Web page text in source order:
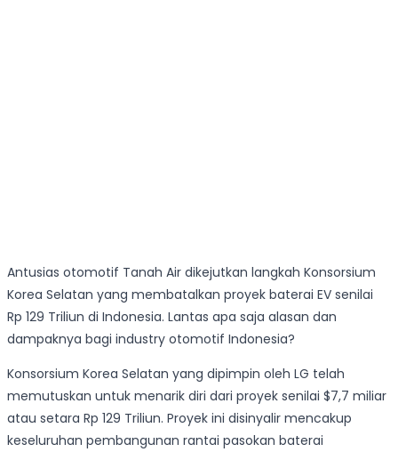
Antusias otomotif Tanah Air dikejutkan langkah Konsorsium
Korea Selatan yang membatalkan proyek baterai EV senilai
Rp 129 Triliun di Indonesia. Lantas apa saja alasan dan
dampaknya bagi industry otomotif Indonesia?
Konsorsium Korea Selatan yang dipimpin oleh LG telah
memutuskan untuk menarik diri dari proyek senilai $7,7 miliar
atau setara Rp 129 Triliun. Proyek ini disinyalir mencakup
keseluruhan pembangunan rantai pasokan baterai